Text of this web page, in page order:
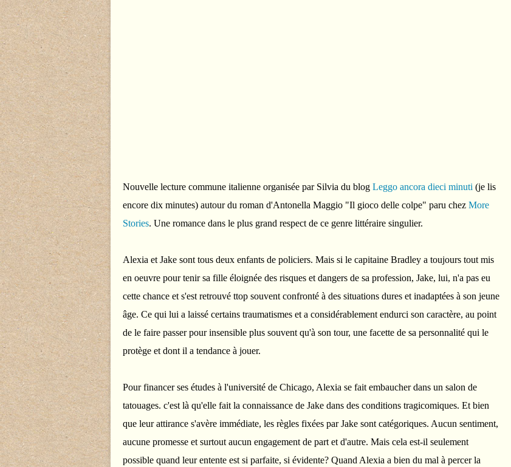
Nouvelle lecture commune italienne organisée par Silvia du blog Leggo ancora dieci minuti (je lis
encore dix minutes) autour du roman d'Antonella Maggio "Il gioco delle colpe" paru chez More
Stories. Une romance dans le plus grand respect de ce genre littéraire singulier.
Alexia et Jake sont tous deux enfants de policiers. Mais si le capitaine Bradley a toujours tout mis
en oeuvre pour tenir sa fille éloignée des risques et dangers de sa profession, Jake, lui, n'a pas eu
cette chance et s'est retrouvé ttop souvent confronté à des situations dures et inadaptées à son jeune
âge. Ce qui lui a laissé certains traumatismes et a considérablement endurci son caractère, au point
de le faire passer pour insensible plus souvent qu'à son tour, une facette de sa personnalité qui le
protège et dont il a tendance à jouer.
Pour financer ses études à l'université de Chicago, Alexia se fait embaucher dans un salon de
tatouages. c'est là qu'elle fait la connaissance de Jake dans des conditions tragicomiques. Et bien
que leur attirance s'avère immédiate, les règles fixées par Jake sont catégoriques. Aucun sentiment,
aucune promesse et surtout aucun engagement de part et d'autre. Mais cela est-il seulement
possible quand leur entente est si parfaite, si évidente? Quand Alexia a bien du mal à percer la